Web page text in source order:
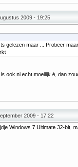
2009 - 19:25
gelezen maar ... Probeer
ook ni echt moeilijk é, dan
2009 - 17:22
Windows 7 Ultimate 32-bit,